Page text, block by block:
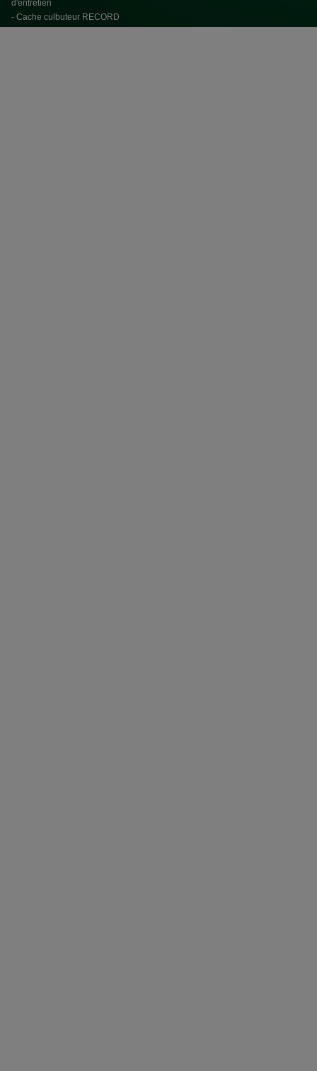
d'entretien
- Cache culbuteur RECORD